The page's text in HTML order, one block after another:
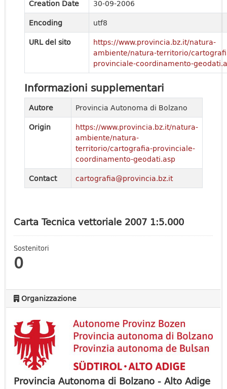
Carta Tecnica vettoriale 2007 1:5.000
Sostenitori
0
Organizzazione
Provincia Autonoma di Bolzano - Alto Adige
Creation Date
30-09-2006
Encoding
utf8
URL del sito
https://www.provincia.bz.it/natura-
ambiente/natura-territorio/
provinciale-coordinamento-
Informazioni supplementari
Autore
Provincia Autonoma di Bolzano
Origin
https://www.provincia.bz.it/natura-
ambiente/natura-
territorio/cartografia-provinciale-
coordinamento-geodati.asp
Contact
cartografia@provincia.bz.it